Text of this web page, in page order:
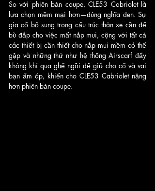
So với phiên bản coupe, CLE53 Cabriolet là
lựa chọn mềm mại hơn—đúng nghĩa đen. Sự
gia cố bổ sung trong cấu trúc thân xe cần để
bù đắp cho việc mất nắp mui, cộng với tất cả
các thiết bị cần thiết cho nắp mui mềm có thể
gập và những thứ như hệ thống Airscarf đẩy
không khí qua ghế ngồi để giữ cho cổ và vai
bạn ấm áp, khiến cho CLE53 Cabriolet nặng
hơn phiên bản coupe.